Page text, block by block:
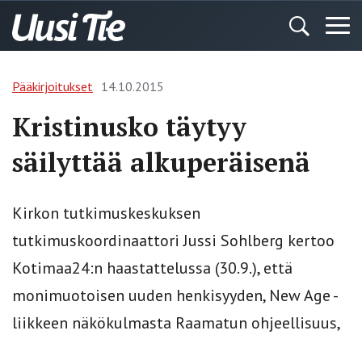
Pääkirjoitukset 14.10.2015
Kristinusko täytyy
säilyttää alkuperäisenä
Kirkon tutkimuskeskuksen
tutkimuskoordinaattori Jussi Sohlberg kertoo
Kotimaa24:n haastattelussa (30.9.), että
monimuotoisen uuden henkisyyden, New Age -
liikkeen näkökulmasta Raamatun ohjeellisuus,